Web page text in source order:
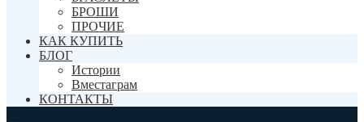
БРОШИ
ПРОЧИЕ
КАК КУПИТЬ
БЛОГ
Истории
Вместаграм
КОНТАКТЫ